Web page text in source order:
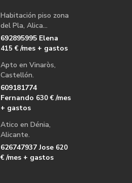
Habitación piso zona
del Pla, Alica...
692895995 Elena
415 €/mes + gastos
Apto en Vinaròs,
Castellón.
609181774
Fernando 630 €/mes
+ gastos
Atico en Dénia,
Alicante.
626747937 Jose 620
€/mes + gastos